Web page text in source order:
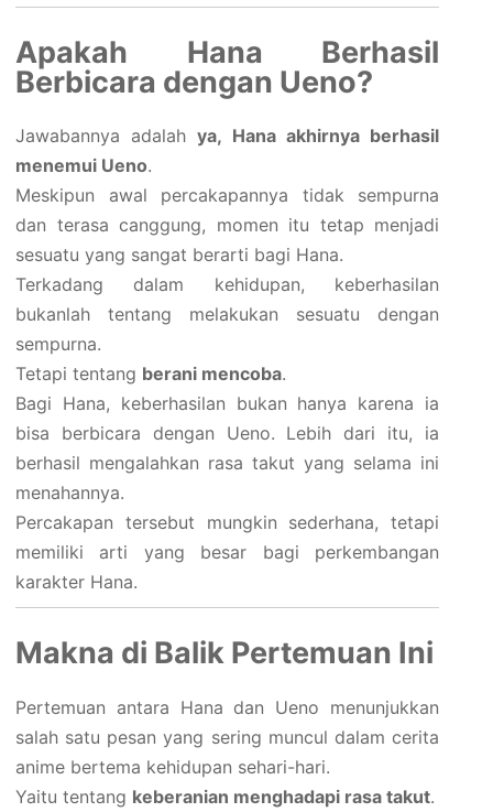
Apakah Hana Berhasil
Berbicara dengan Ueno?
Jawabannya adalahya, Hana akhirnya berhasil
menemui Ueno.
Meskipun awal percakapannya tidak sempurna
dan terasa canggung, momen itu tetap menjadi
sesuatu yang sangat berarti bagi Hana.
Terkadang dalam kehidupan, keberhasilan
bukanlah tentang melakukan sesuatu dengan
sempurna.
Tetapi tentang berani mencoba.
Bagi Hana, keberhasilan bukan hanya karena ia
bisa berbicara dengan Ueno. Lebih dari itu, ia
berhasil mengalahkan rasa takut yang selama ini
menahannya.
Percakapan tersebut mungkin sederhana, tetapi
memiliki arti yang besar bagi perkembangan
karakter Hana.
Makna di Balik Pertemuan Ini
Pertemuan antara Hana dan Ueno menunjukkan
salah satu pesan yang sering muncul dalam cerita
anime bertema kehidupan sehari-hari.
Yaitu tentang keberanian menghadapi rasa takut.